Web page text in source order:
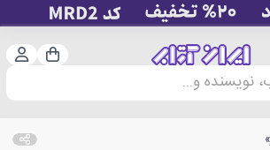
سبد
نویسنده و...